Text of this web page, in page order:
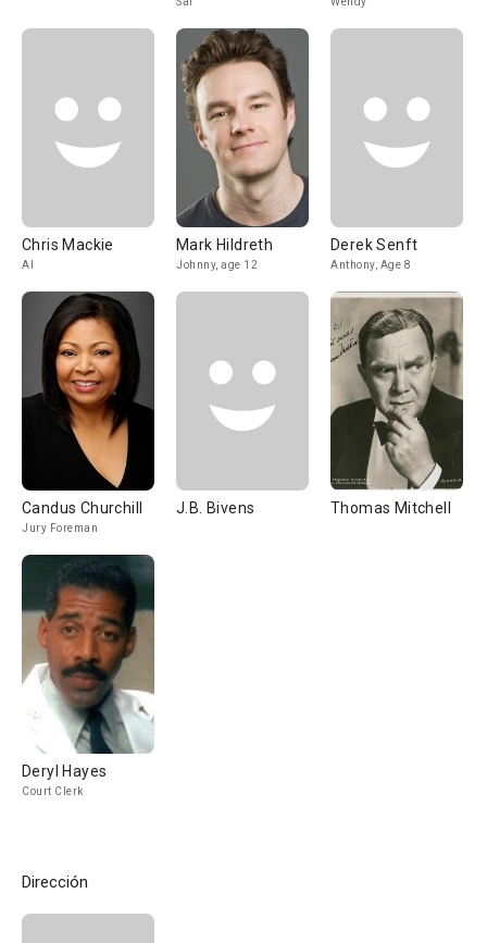
Chris Mackie
Al
Mark Hildreth
Johnny, age 12
Derek Senft
Anthony, Age 8
Candus Churchill
Jury Foreman
J.B. Bivens Thomas Mitchell
Deryl Hayes
Court Clerk
Dirección